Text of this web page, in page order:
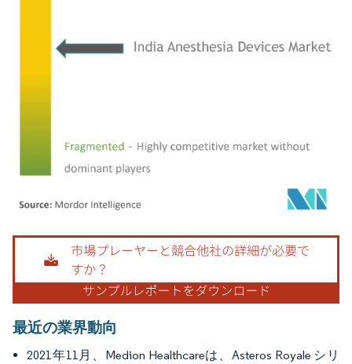
画像 © Mordor Intelligence。再利用にはCC BY 4.0の表示が必要です。
最近の業界動向
2021年11月、Medion Healthcareは、Asteros Royale シリ